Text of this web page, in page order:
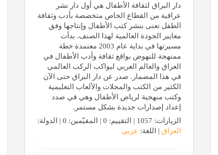
دار البراق لثقافة الأطفال هي أول دار نشر
عراقية من القطاع الخاص متخصصة بأدب وثقافة
الطفل تعنى بنشر كتب الأطفال وإنتاجها وفق
معايير الجودة العالمية لهذا الصنف. بدأت
مسيرتها في بداية عام 2003 معتمدة خطة
ممنهجة للنهوض بواقع ثقافة وأدب الأطفال في
العراق والعالم العربي ليواكب الركب العالمي
في هذا المضمار. صدر عن دار البراق حتى الآن
الكثير من الكتب والمجلات والألعاب التعليمية
وكتب منهجية لرياض الأطفال وهي في صدد
إعداد إصدارات جديدة بشكل مستمر.
الزيارات: 1057 | التقييم: 0 | المقيّمين: 0 | الدولة:
العراق | اللغة: عربي